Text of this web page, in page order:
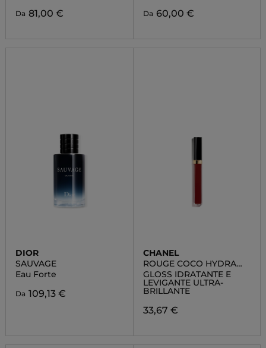
Da 81,00 € Da 60,00 €
DIOR
SAUVAGE
Eau Forte
Da 109,13 €
CHANEL
ROUGE COCO HYDRA
GLOSS
GLOSS IDRATANTE E
LEVIGANTE ULTRA-
BRILLANTE
33,67 €